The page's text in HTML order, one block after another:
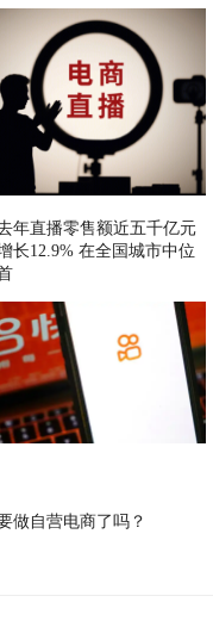
年直播零售额近五千亿元
长12.9% 在全国城市中位
做自营电商了吗？